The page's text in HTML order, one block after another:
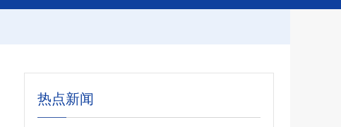
热点新闻